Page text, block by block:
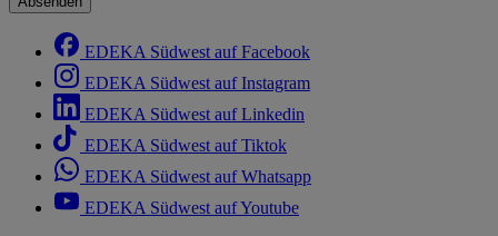
EDEKA Südwest auf Facebook
EDEKA Südwest auf Instagram
EDEKA Südwest auf Linkedin
EDEKA Südwest auf Tiktok
EDEKA Südwest auf Whatsapp
EDEKA Südwest auf Youtube